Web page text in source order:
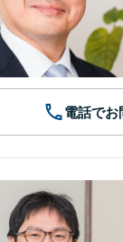
電話でお